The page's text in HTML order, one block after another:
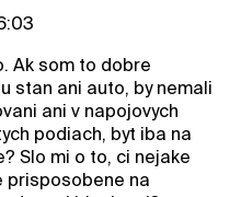
Ak som to dobre
stan ani auto, by nemali
ani v napojovych
podiach, byt iba na
Slo mi o to, ci nejake
prisposobene na